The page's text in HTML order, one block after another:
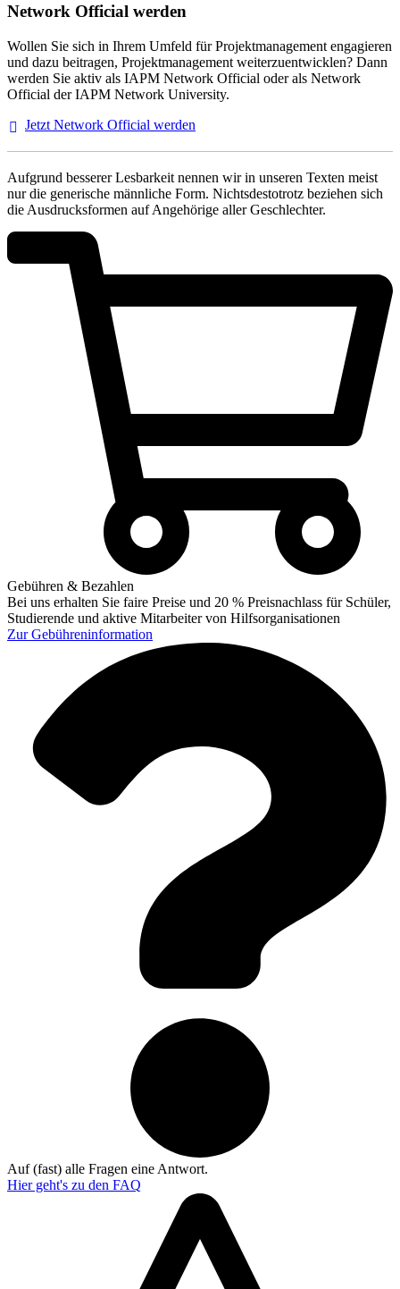
Network Official werden
Wollen Sie sich in Ihrem Umfeld für Projektmanagement engagieren
und dazu beitragen, Projektmanagement weiterzuentwicklen? Dann
werden Sie aktiv als IAPM Network Official oder als Network
Official der IAPM Network University.
Jetzt Network Official werden
Aufgrund besserer Lesbarkeit nennen wir in unseren Texten meist
nur die generische männliche Form. Nichtsdestotrotz beziehen sich
die Ausdrucksformen auf Angehörige aller Geschlechter.
Gebühren & Bezahlen
Bei uns erhalten Sie faire Preise und 20 % Preisnachlass für Schüler,
Studierende und aktive Mitarbeiter von Hilfsorganisationen
ZurGebühreninformation
Auf (fast) alle Fragen eine Antwort.
Hier geht's zu den FAQ